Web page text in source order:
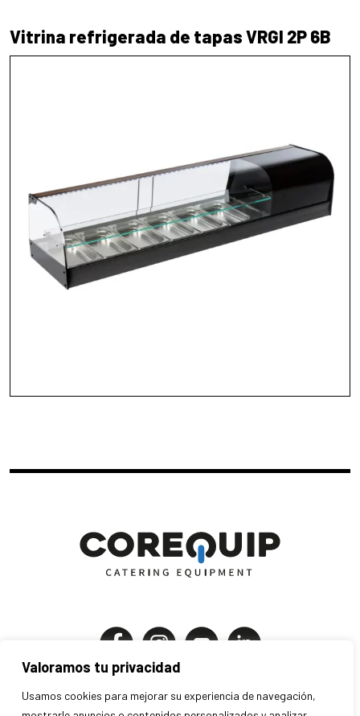
Valoramos tu privacidad
Usamos cookies para mejorar su experiencia de navegación,
Vitrina refrigerada de tapas VRGI 2P 6B
Corequip Catering Equipment S.A